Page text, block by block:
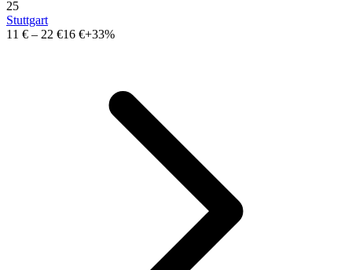
25
Stuttgart
11 € – 22 €16 €+33%